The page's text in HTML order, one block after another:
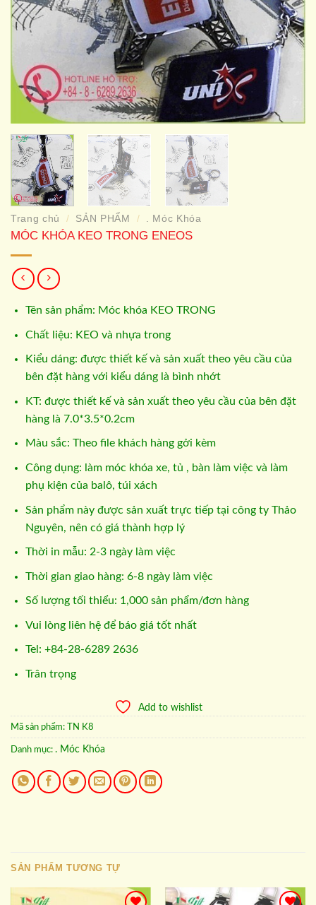
Trang chủ / SẢN PHẨM / . Móc Khóa
MÓC KHÓA KEO TRONG ENEOS
Tên sản phẩm: Móc khóa KEO TRONG
Chất liệu: KEO và nhựa trong
Kiểu dáng: được thiết kế và sản xuất theo yêu cầu của
bên đặt hàng với kiểu dáng là bình nhớt
KT: được thiết kế và sản xuất theo yêu cầu của bên đặt
hàng là 7.0*3.5*0.2cm
Màu sắc: Theo file khách hàng gởi kèm
Công dụng: làm móc khóa xe, tủ , bàn làm việc và làm
phụ kiện của balô, túi xách
Sản phẩm này được sản xuất trực tiếp tại công ty Thảo
Nguyên, nên có giá thành hợp lý
Thời in mẫu: 2-3 ngày làm việc
Thời gian giao hàng: 6-8 ngày làm việc
Số lượng tối thiểu: 1,000 sản phẩm/đơn hàng
Vui lòng liên hệ để báo giá tốt nhất
Tel: +84-28-6289 2636
Trân trọng
Add to wishlist
Mã sản phẩm: TN K8
Danh mục: . Móc Khóa
SẢN PHẨM TƯƠNG TỰ